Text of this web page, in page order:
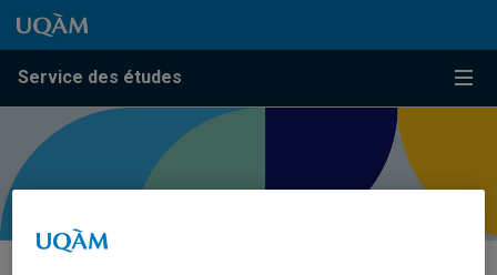
Passer au contenu
Accéder au menu principal
Accéder à la recherche
Passer au contenu
Accéder au menu principal
Service des études